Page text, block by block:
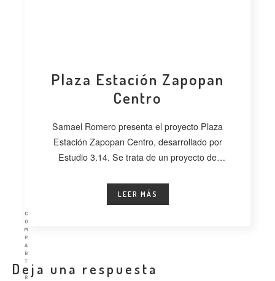
C
O
M
P
A
R
T
I
R
Plaza Estación Zapopan
Centro
Samael Romero presenta el proyecto Plaza
Estación Zapopan Centro, desarrollado por
Estudio 3.14. Se trata de un proyecto de
LEER MÁS
Deja una respuesta